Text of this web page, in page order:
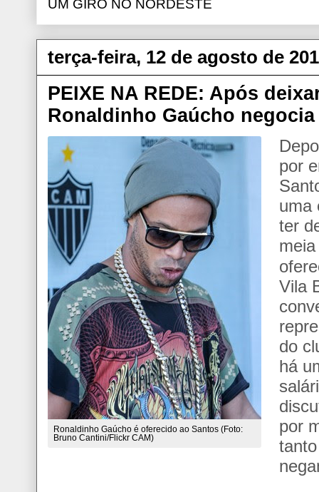
UM GIRO NO NORDESTE
terça-feira, 12 de agosto de
PEIXE NA REDE: Após
Ronaldinho Gaúcho
Ronaldinho Gaúcho é oferecido ao Santos (Foto:
Bruno Cantini/Flickr CAM)
por
uma
ter
Vila
do
há
por